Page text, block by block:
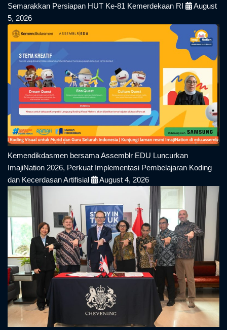
Semarakkan Persiapan HUT Ke-81 Kemerdekaan RI
August
5, 2026
Kemendikdasmen bersama Assemblr EDU Luncurkan
ImajiNation 2026, Perkuat Implementasi Pembelajaran Koding
dan Kecerdasan Artifisial
August 4, 2026